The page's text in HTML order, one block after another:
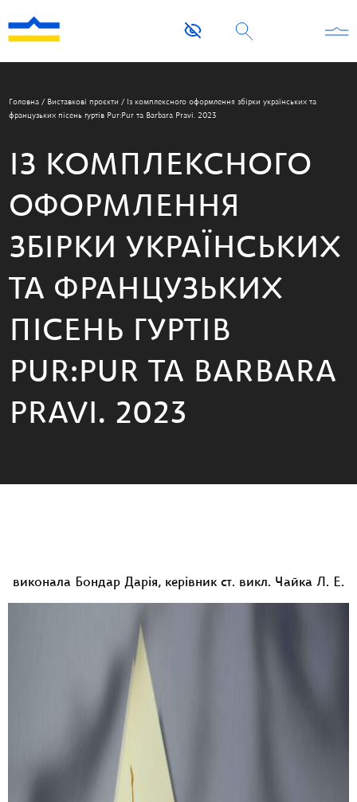
Головна / Виставкові проєкти / Із комплексного оформлення збірки українських та
французьких пісень гуртів Pur:Pur та Barbara Pravi. 2023
ІЗ КОМПЛЕКСНОГО
ОФОРМЛЕННЯ
ЗБІРКИ УКРАЇНСЬКИХ
ТА ФРАНЦУЗЬКИХ
ПІСЕНЬ ГУРТІВ
PUR:PUR ТА BARBARA
PRAVI. 2023
виконала Бондар Дарія, керівник ст. викл. Чайка Л. Е.